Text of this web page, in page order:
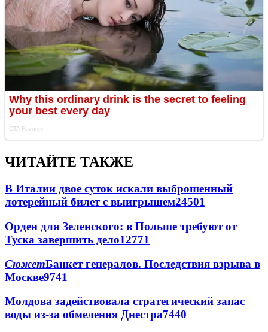
ЧИТАЙТЕ ТАКЖЕ
В Италии двое суток искали выброшенный
лотерейный билет с выигрышем24501
Орден для Зеленского: в Польше требуют от
Туска завершить дело12771
СюжетБанкет генералов. Последствия взрыва в
Москве9741
Молдова задействовала стратегический запас
воды из-за обмеления Днестра7440